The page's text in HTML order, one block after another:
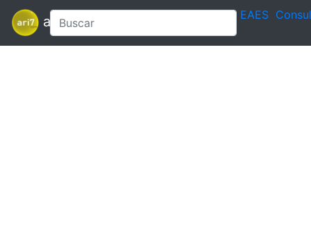
ari7 EAES